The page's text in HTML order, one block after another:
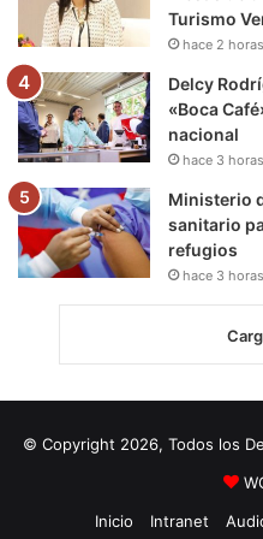
Turismo
hace 2 horas
Delcy
«Boca
nacional
hace 3 horas
Ministerio
sanitario
refugios
hace 3 horas
© Copyright 2026, Todos los
Inicio
Intranet